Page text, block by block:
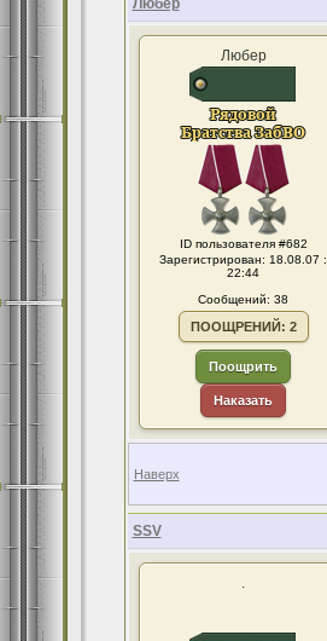
Любер
Любер
ID пользователя #682
Зарегистрирован: 18.08.07 :
22:44
Сообщений: 38
ПООЩРЕНИЙ: 2
Поощрить
Наказать
Наверх
SSV
.